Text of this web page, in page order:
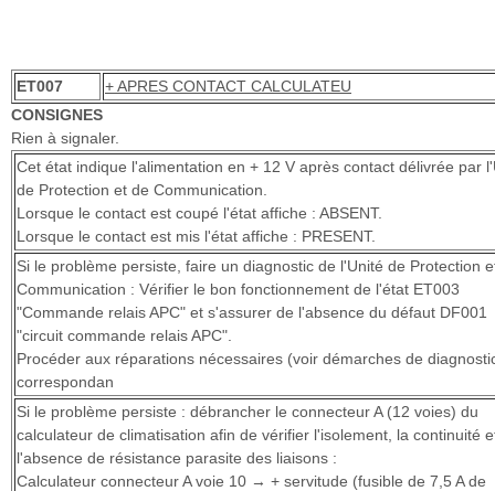
ET007
+ APRES CONTACT CALCULATEU
CONSIGNES
Rien à signaler.
Cet état indique l'alimentation en + 12 V après contact délivrée par
de Protection et de Communication.
Lorsque le contact est coupé l'état affiche : ABSENT.
Lorsque le contact est mis l'état affiche : PRESENT.
Si le problème persiste, faire un diagnostic de l'Unité de Protection
Communication : Vérifier le bon fonctionnement de l'état ET003
"Commande relais APC" et s'assurer de l'absence du défaut DF001
"circuit commande relais APC".
Procéder aux réparations nécessaires (voir démarches de
correspondan
Si le problème persiste : débrancher le connecteur A (12 voies) du
calculateur de climatisation afin de vérifier l'isolement, la continuité
l'absence de résistance parasite des liaisons :
Calculateur connecteur A voie 10 → + servitude (fusible de 7,5 A de